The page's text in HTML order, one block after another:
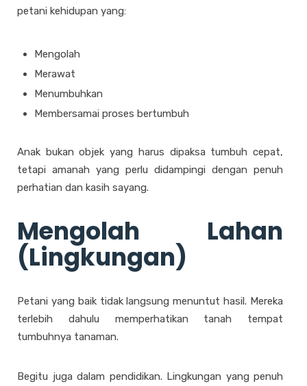
petani kehidupan yang:
Mengolah
Merawat
Menumbuhkan
Membersamai proses bertumbuh
Anak bukan objek yang harus dipaksa tumbuh cepat,
tetapi amanah yang perlu didampingi dengan penuh
perhatian dan kasih sayang.
Mengolah Lahan
(Lingkungan)
Petani yang baik tidak langsung menuntut hasil. Mereka
terlebih dahulu memperhatikan tanah tempat
tumbuhnya tanaman.
Begitu juga dalam pendidikan. Lingkungan yang penuh